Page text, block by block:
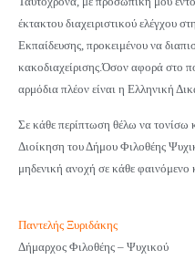
έκτακτου διαχειριστικού ελέγχου
Εκπαίδευσης, προκειμένου να
κακοδιαχείρισης.Όσον αφορά στο
αρμόδια πλέον είναι η Ελληνική
Σε κάθε περίπτωση θέλω να τονίσω
Διοίκηση του Δήμου Φιλοθέης
μηδενική ανοχή σε κάθε φαινόμενο
Παντελής Ξυριδάκης
Δήμαρχος Φιλοθέης – Ψυχικού